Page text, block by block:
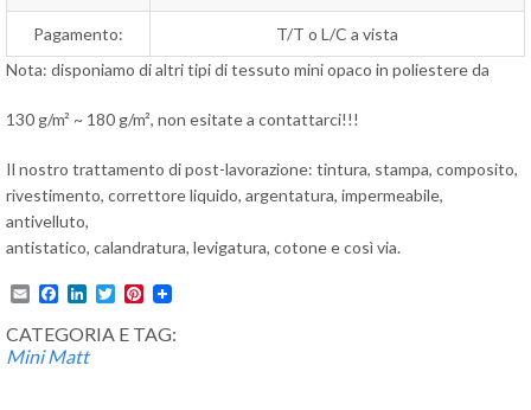
Pagamento:
T/T o L/C a vista
Nota: disponiamo di altri tipi di tessuto mini opaco in poliestere da
130 g/m² ~ 180 g/m², non esitate a contattarci!!!
Il nostro trattamento di post-lavorazione: tintura, stampa, composito,
rivestimento, correttore liquido, argentatura, impermeabile,
antivelluto,
antistatico, calandratura, levigatura, cotone e così via.
EmailFacebook
LinkedIn
TwitterPinterest
CATEGORIA E TAG:
Mini Matt